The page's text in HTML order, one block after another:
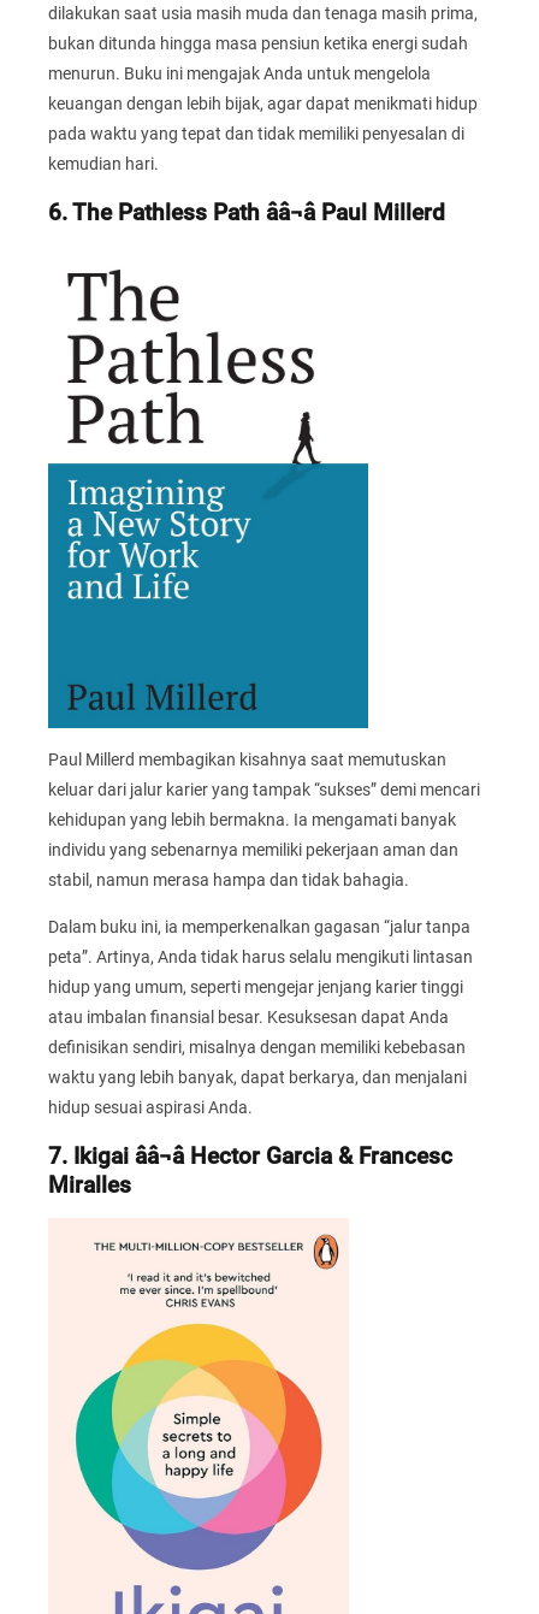
dilakukan saat usia masih muda dan tenaga masih prima,
bukan ditunda hingga masa pensiun ketika energi sudah
menurun. Buku ini mengajak Anda untuk mengelola
keuangan dengan lebih bijak, agar dapat menikmati hidup
pada waktu yang tepat dan tidak memiliki penyesalan di
kemudian hari.
6. The Pathless Path ââ¬â Paul Millerd
Paul Millerd membagikan kisahnya saat memutuskan
keluar dari jalur karier yang tampak “sukses” demi mencari
kehidupan yang lebih bermakna. Ia mengamati banyak
individu yang sebenarnya memiliki pekerjaan aman dan
stabil, namun merasa hampa dan tidak bahagia.
Dalam buku ini, ia memperkenalkan gagasan “jalur tanpa
peta”. Artinya, Anda tidak harus selalu mengikuti lintasan
hidup yang umum, seperti mengejar jenjang karier tinggi
atau imbalan finansial besar. Kesuksesan dapat Anda
definisikan sendiri, misalnya dengan memiliki kebebasan
waktu yang lebih banyak, dapat berkarya, dan menjalani
hidup sesuai aspirasi Anda.
7. Ikigai ââ¬â Hector Garcia & Francesc
Miralles